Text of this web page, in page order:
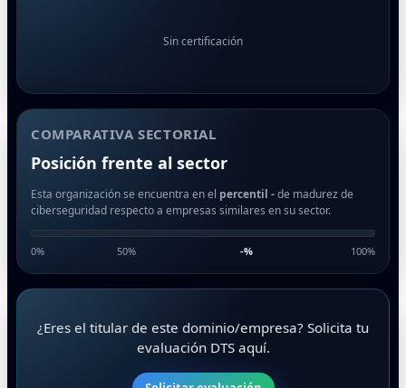
Sin certificación
COMPARATIVA SECTORIAL
Posición frente al sector
Esta organización se encuentra en el percentil -de madurez de
ciberseguridad respecto a empresas similares en su sector.
0% 50% -% 100%
¿Eres el titular de este dominio/empresa? Solicita tu
evaluación DTS aquí.